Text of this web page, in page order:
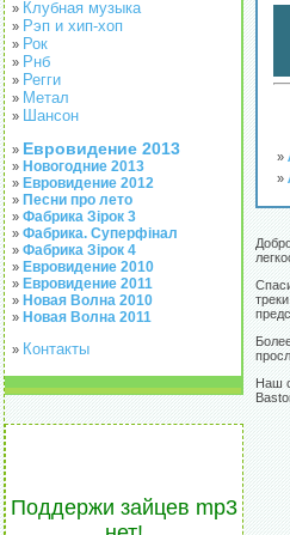
» Клубная музыка
» Рэп и хип-хоп
» Рок
» Рнб
» Регги
» Метал
» Шансон
» Евровидение 2013
» Новогодние 2013
» Евровидение 2012
» Песни про лето
» Фабрика Зірок 3
» Фабрика. Суперфінал
» Фабрика Зірок 4
» Евровидение 2010
» Евровидение 2011
» Новая Волна 2010
» Новая Волна 2011
» Контакты
Поддержи зайцев mp3
»
»
Наш